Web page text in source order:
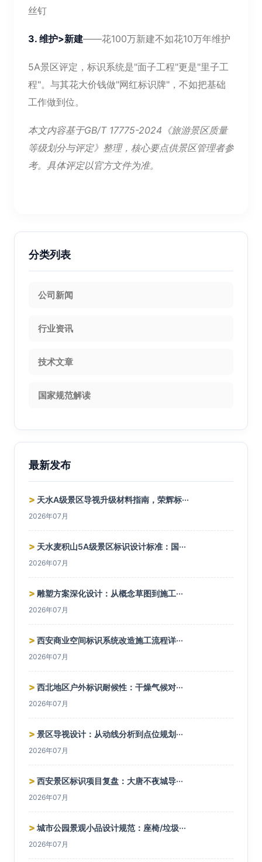
丝钉
3. 维护>新建——花100万新建不如花10万年维护
5A景区评定，标识系统是"面子工程"更是"里子工
程"。与其花大价钱做"网红标识牌"，不如把基础
工作做到位。
本文内容基于GB/T 17775-2024《旅游景区质量
等级划分与评定》整理，核心要点供景区管理者参
考。具体评定以官方文件为准。
分类列表
公司新闻
行业资讯
技术文章
国家规范解读
最新发布
> 天水A级景区导视升级材料指南，荣辉标···
2026年07月
> 天水麦积山5A级景区标识设计标准：国···
2026年07月
> 雕塑方案深化设计：从概念草图到施工···
2026年07月
> 西安商业空间标识系统改造施工流程详···
2026年07月
> 西北地区户外标识耐候性：干燥气候对···
2026年07月
> 景区导视设计：从动线分析到点位规划···
2026年07月
> 西安景区标识项目复盘：大唐不夜城导···
2026年07月
> 城市公园景观小品设计规范：座椅/垃圾···
2026年07月